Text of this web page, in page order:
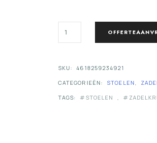
ZADELKRUK
AANTAL
SKU:
4618259234921
CATEGORIEËN:
STOELEN ,
TAGS:
STOELEN ,